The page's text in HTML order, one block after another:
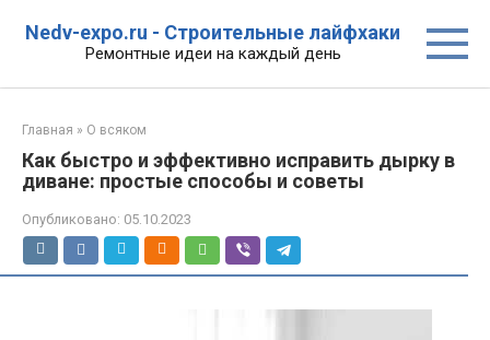
Nedv-expo.ru - Строительные лайфхаки
Ремонтные идеи на каждый день
Главная » О всяком
Как быстро и эффективно исправить дырку в
диване: простые способы и советы
Опубликовано: 05.10.2023